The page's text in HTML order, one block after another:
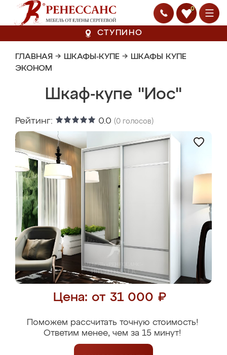
0
СТУПИНО
ГЛАВНАЯ → ШКАФЫ-КУПЕ → ШКАФЫ КУПЕ
ЭКОНОМ
Шкаф-купе "Иос"
Рейтинг: 0.0 (0 голосов)
Цена: от 31 000 ₽
Поможем рассчитать точную стоимость!
Ответим менее, чем за 15 минут!